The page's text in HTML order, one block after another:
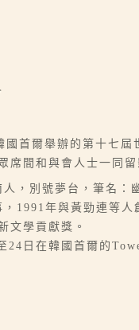
首爾舉辦的第十七
席間和與會人士一同留
，別號夢台，筆名：
1991年與黃勁連等
文學貢獻獎。
24日在韓國首爾的